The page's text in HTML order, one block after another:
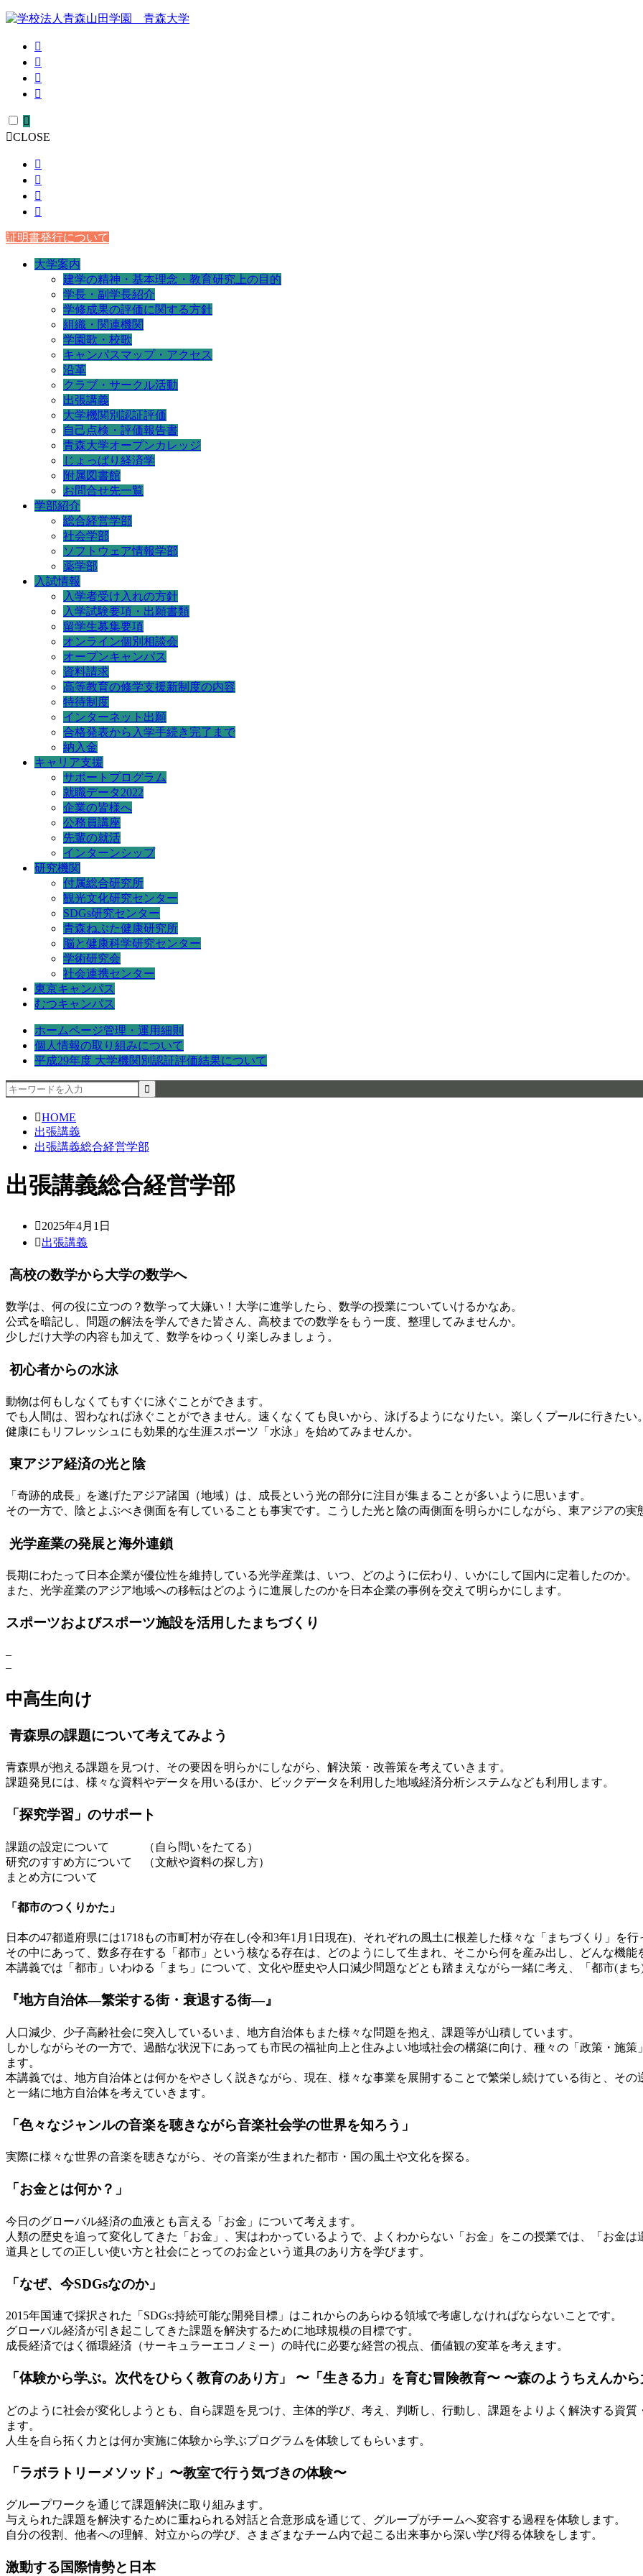
CLOSE
証明書発行について
大学案内
建学の精神・基本理念・教育研究上の目的
学長・副学長紹介
学修成果の評価に関する方針
組織・関連機関
学園歌・校歌
キャンパスマップ・アクセス
沿革
クラブ・サークル活動
出張講義
大学機関別認証評価
自己点検・評価報告書
青森大学オープンカレッジ
じょっぱり経済学
附属図書館
お問合せ先一覧
学部紹介
総合経営学部
社会学部
ソフトウェア情報学部
薬学部
入試情報
入学者受け入れの方針
入学試験要項・出願書類
留学生募集要項
オンライン個別相談会
オープンキャンパス
資料請求
高等教育の修学支援新制度の内容
特待制度
インターネット出願
合格発表から入学手続き完了まで
納入金
キャリア支援
サポートプログラム
就職データ2022
企業の皆様へ
公務員講座
先輩の就活
インターンシップ
研究機関
付属総合研究所
観光文化研究センター
SDGs研究センター
青森ねぶた健康研究所
脳と健康科学研究センター
学術研究会
社会連携センター
東京キャンパス
むつキャンパス
ホームページ管理・運用細則
個人情報の取り組みについて
平成29年度 大学機関別認証評価結果について
HOME
出張講義
出張講義総合経営学部
出張講義総合経営学部
2025年4月1日
出張講義
高校の数学から大学の数学へ
数学は、何の役に立つの？数学って大嫌い！大学に進学したら、数学の授業についていけるかなあ。
公式を暗記し、問題の解法を学んできた皆さん、高校までの数学をもう一度、整理してみませんか。
少しだけ大学の内容も加えて、数学をゆっくり楽しみましょう。
初心者からの水泳
動物は何もしなくてもすぐに泳ぐことができます。
でも人間は、習わなれば泳ぐことができません。速くなくても良いから、泳げるようになりたい。楽しくプールに行きたい。
健康にもリフレッシュにも効果的な生涯スポーツ「水泳」を始めてみませんか。
東アジア経済の光と陰
「奇跡的成長」を遂げたアジア諸国（地域）は、成長という光の部分に注目が集まることが多いように思います。
その一方で、陰とよぶべき側面を有していることも事実です。こうした光と陰の両側面を明らかにしながら、東アジアの実
光学産業の発展と海外連鎖
長期にわたって日本企業が優位性を維持している光学産業は、いつ、どのように伝わり、いかにして国内に定着したのか。
また、光学産業のアジア地域への移転はどのように進展したのかを日本企業の事例を交えて明らかにします。
スポーツおよびスポーツ施設を活用したまちづくり
–
–
中高生向け
青森県の課題について考えてみよう
青森県が抱える課題を見つけ、その要因を明らかにしながら、解決策・改善策を考えていきます。
課題発見には、様々な資料やデータを用いるほか、ビックデータを利用した地域経済分析システムなども利用します。
「探究学習」のサポート
課題の設定について （自ら問いをたてる）
研究のすすめ方について （文献や資料の探し方）
まとめ方について
「都市のつくりかた」
日本の47都道府県には1718もの市町村が存在し(令和3年1月1日現在)、それぞれの風土に根差した様々な「まちづくり」を行
その中にあって、数多存在する「都市」という核なる存在は、どのようにして生まれ、そこから何を産み出し、どんな機能
本講義では「都市」いわゆる「まち」について、文化や歴史や人口減少問題などとも踏まえながら一緒に考え、「都市(まち
『地方自治体―繁栄する街・衰退する街―』
人口減少、少子高齢社会に突入しているいま、地方自治体もまた様々な問題を抱え、課題等が山積しています。
しかしながらその一方で、過酷な状況下にあっても市民の福祉向上と住みよい地域社会の構築に向け、種々の「政策・施
ます。
本講義では、地方自治体とは何かをやさしく説きながら、現在、様々な事業を展開することで繁栄し続けている街と、そ
と一緒に地方自治体を考えていきます。
「色々なジャンルの音楽を聴きながら音楽社会学の世界を知ろう」
実際に様々な世界の音楽を聴きながら、その音楽が生まれた都市・国の風土や文化を探る。
「お金とは何か？」
今日のグローバル経済の血液とも言える「お金」について考えます。
人類の歴史を追って変化してきた「お金」、実はわかっているようで、よくわからない「お金」をこの授業では、「お金は
道具としての正しい使い方と社会にとってのお金という道具のあり方を学びます。
「なぜ、今SDGsなのか」
2015年国連で採択された「SDGs:持続可能な開発目標」はこれからのあらゆる領域で考慮しなければならないことです。
グローバル経済が引き起こしてきた課題を解決するために地球規模の目標です。
成長経済ではく循環経済（サーキュラーエコノミー）の時代に必要な経営の視点、価値観の変革を考えます。
「体験から学ぶ。次代をひらく教育のあり方」 〜「生きる力」を育む冒険教育〜 〜森のようちえんか
どのように社会が変化しようとも、自ら課題を見つけ、主体的学び、考え、判断し、行動し、課題をよりよく解決する資
ます。
人生を自ら拓く力とは何か実施に体験から学ぶプログラムを体験してもらいます。
「ラボラトリーメソッド」〜教室で行う気づきの体験〜
グループワークを通じて課題解決に取り組みます。
与えられた課題を解決するために重ねられる対話と合意形成を通じて、グループがチームへ変容する過程を体験します。
自分の役割、他者への理解、対立からの学び、さまざまなチーム内で起こる出来事から深い学び得る体験をします。
激動する国際情勢と日本